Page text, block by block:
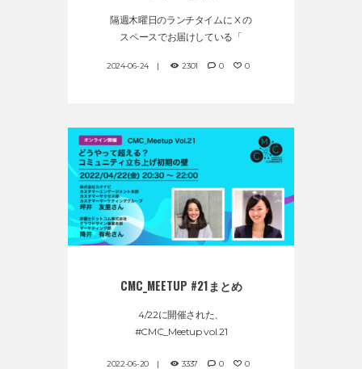
隔週木曜日のランチタイムに X の
スペースでお届けしている「
2024-06-24 2301 0 0
CMC_MEETUP #21まとめ
4/22に開催された、
#CMC_Meetup vol.21
2022-06-20 3337 0 0